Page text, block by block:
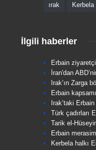
ırak Kerbela
İlgili haberler
Erbain
İran'dan
Irak’ın Zarga
Erbain
Irak’taki
Türk çadırları
Tarik el-
Erbain
Kerbela halkı